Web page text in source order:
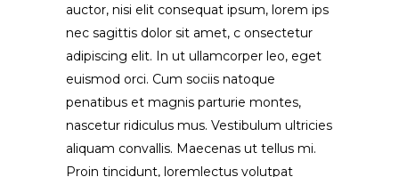
auctor, nisi elit consequat ipsum, lorem ips
nec sagittis dolor sit amet, c onsectetur
adipiscing elit. In ut ullamcorper leo, eget
euismod orci. Cum sociis natoque
penatibus et magnis parturie montes,
nascetur ridiculus mus. Vestibulum ultricies
aliquam convallis. Maecenas ut tellus mi.
Proin tincidunt, loremlectus volutpat